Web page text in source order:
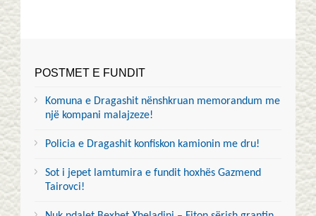
POSTMET E FUNDIT
Komuna e Dragashit nënshkruan memorandum me
një kompani malajzeze!
Policia e Dragashit konfiskon kamionin me dru!
Sot i jepet lamtumira e fundit hoxhës Gazmend
Tairovci!